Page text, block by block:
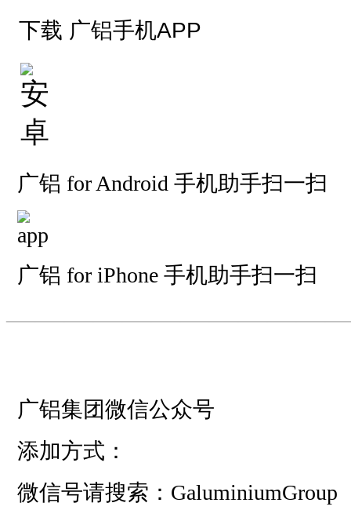
下载 广铝手机APP
广铝 for Android 手机助手扫一扫
广铝 for iPhone 手机助手扫一扫
———————————
广铝集团微信公众号
添加方式：
微信号请搜索：GaluminiumGroup